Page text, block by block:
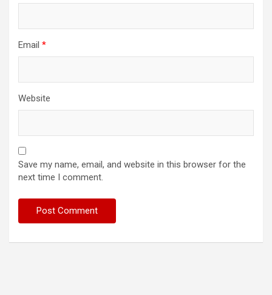
Email *
Website
Save my name, email, and website in this browser for the
next time I comment.